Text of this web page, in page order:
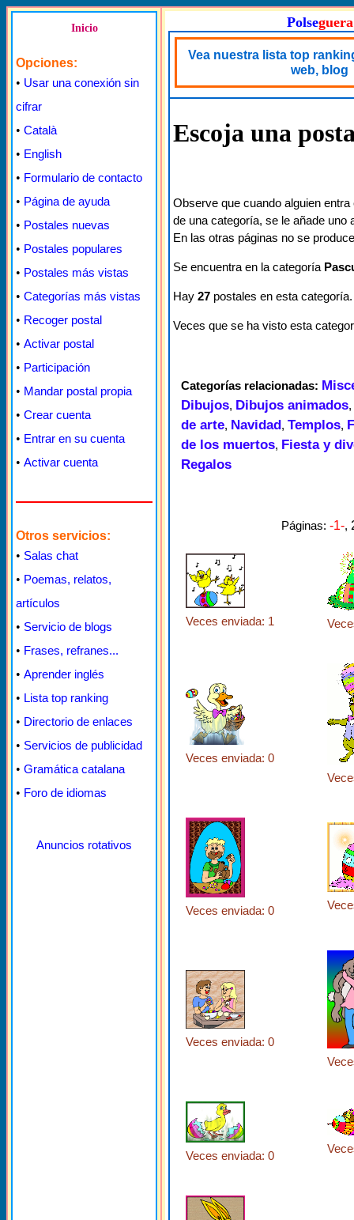
Inicio
Opciones:
• Usar una conexión sin
cifrar
• Català
• English
• Formulario de contacto
• Página de ayuda
• Postales nuevas
• Postales populares
• Postales más vistas
• Categorías más vistas
• Recoger postal
• Activar postal
• Participación
• Mandar postal propia
• Crear cuenta
• Entrar en su cuenta
• Activar cuenta
Otros servicios:
• Salas chat
• Poemas, relatos,
artículos
• Servicio de blogs
• Frases, refranes...
• Aprender inglés
• Lista top ranking
• Directorio de enlaces
• Servicios de publicidad
• Gramática catalana
• Foro de idiomas
Anuncios rotativos
Polseguera
Vea nuestra lista top
web, blog
Escoja una
Observe que cuando alguien
de una categoría, se le añade uno
En las otras páginas no se
Se encuentra en la categoría
Hay 27 postales en esta categoría.
Veces que se ha visto esta
Categorías relacionadas:
Dibujos, Dibujos animados,
de arte, Navidad, Templos,
de los muertos, Fiesta y
Regalos
Páginas: -1-,
Veces enviada: 1
Veces enviada: 0
Veces enviada: 0
Veces enviada: 0
Veces enviada: 0